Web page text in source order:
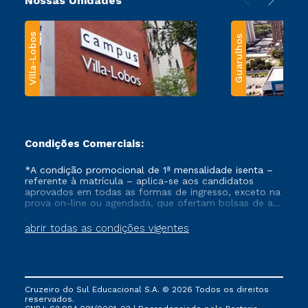
Villa-Lobos Guarulhos
Condições Comerciais:
abrir todas as condições vigentes
*A condição promocional de 1ª mensalidade isenta –
referente à matrícula – aplica-se aos candidatos
aprovados em todas as formas de ingresso, exceto na
prova on-line ou agendada, que ofertam bolsas de até
vigente, que ainda não tenham efetivado e/ou não
tenham cancelado ou trancado sua matrícula em uma
via FIES, Prouni e outros programas governamentais, e
não se acumula com nenhuma outra campanha
ofertada pela Instituição.
Cruzeiro do Sul Educacional S.A. © 2026 Todos os direitos
reservados.